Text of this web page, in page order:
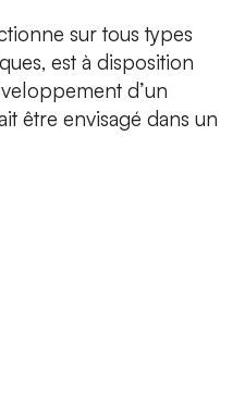
sur tous types
est à disposition
d’un
être envisagé dans un